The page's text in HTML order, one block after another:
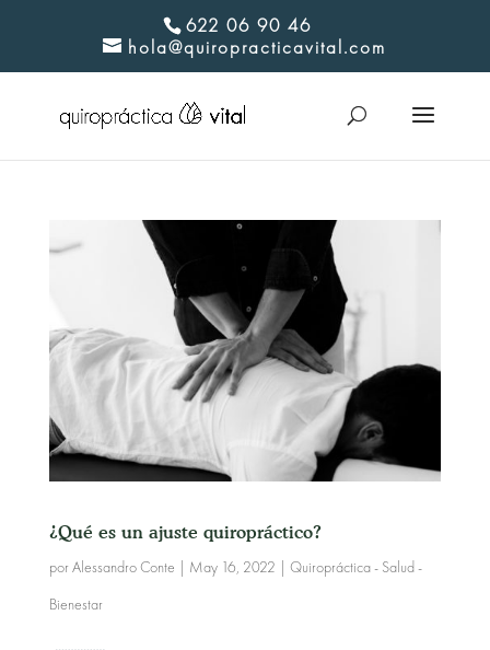
622 06 90 46
hola@quiropracticavital.com
¿Qué es un ajuste quiropráctico?
por Alessandro Conte May 16, 2022 Quiropráctica - Salud -
Bienestar